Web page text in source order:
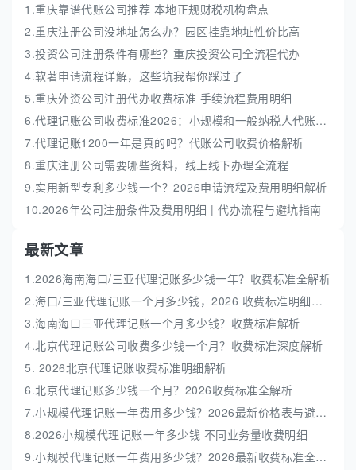
1.重庆靠谱代账公司推荐 本地正规财税机构盘点
2.重庆注册公司没地址怎么办？园区挂靠地址性价比高
3.投资公司注册条件有哪些？重庆投资公司全流程代办
4.软著申请流程详解，这些坑我帮你踩过了
5.重庆外资公司注册代办收费标准 手续流程费用明细
6.代理记账公司收费标准2026：小规模和一般纳税人代账费解析
7.代理记账1200一年是真的吗？代账公司收费价格解析
8.重庆注册公司需要哪些资料，线上线下办理全流程
9.实用新型专利多少钱一个？2026申请流程及费用明细解析
10.2026年公司注册条件及费用明细 | 代办流程与避坑指南
最新文章
1.2026海南海口/三亚代理记账多少钱一年？收费标准全解析
2.海口/三亚代理记账一个月多少钱，2026 收费标准明细解析
3.海南海口三亚代理记账一个月多少钱？收费标准解析
4.北京代理记账公司收费多少钱一个月？收费标准深度解析
5. 2026北京代理记账收费标准明细解析
6.北京代理记账多少钱一个月？2026收费标准全解析
7.小规模代理记账一年费用多少钱？2026最新价格表与避坑指南
8.2026小规模代理记账一年多少钱 不同业务量收费明细
9.小规模代理记账一年费用多少钱？2026最新收费标准全解析